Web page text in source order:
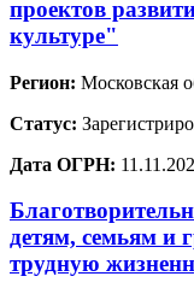
проектов
культуре"
Регион: Московская
Статус:
Дата ОГРН:
детям, семьям и
трудную